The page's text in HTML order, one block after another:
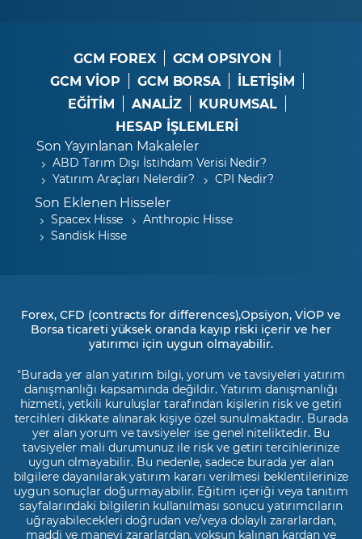
GCM FOREX
GCM OPSIYON
GCM VİOP
GCM BORSA
İLETİŞİM
EĞİTİM
ANALİZ
KURUMSAL
HESAP İŞLEMLERİ
Son Yayınlanan Makaleler
ABD Tarım Dışı İstihdam Verisi Nedir?
Yatırım Araçları Nelerdir?
CPI Nedir?
Son Eklenen Hisseler
Spacex Hisse
Anthropic Hisse
Sandisk Hisse
Forex, CFD (contracts for differences),Opsiyon, VİOP ve
Borsa ticareti yüksek oranda kayıp riski içerir ve her
yatırımcı için uygun olmayabilir.
"Burada yer alan yatırım bilgi, yorum ve tavsiyeleri yatırım
danışmanlığı kapsamında değildir. Yatırım danışmanlığı
hizmeti, yetkili kuruluşlar tarafından kişilerin risk ve getiri
tercihleri dikkate alınarak kişiye özel sunulmaktadır. Burada
yer alan yorum ve tavsiyeler ise genel niteliktedir. Bu
tavsiyeler mali durumunuz ile risk ve getiri tercihlerinize
uygun olmayabilir. Bu nedenle, sadece burada yer alan
bilgilere dayanılarak yatırım kararı verilmesi beklentilerinize
uygun sonuçlar doğurmayabilir. Eğitim içeriği veya tanıtım
sayfalarındaki bilgilerin kullanılması sonucu yatırımcıların
uğrayabilecekleri doğrudan ve/veya dolaylı zararlardan,
maddi ve manevi zararlardan, yoksun kalınan kardan ve